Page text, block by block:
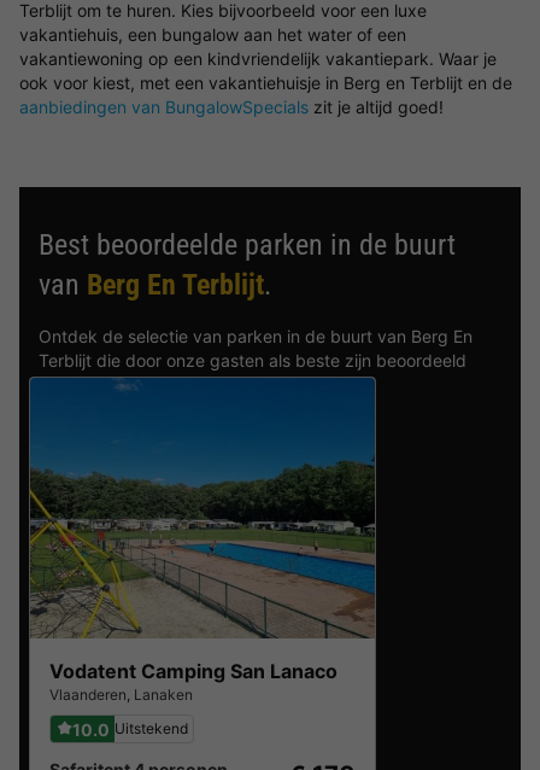
Terblijt om te huren. Kies bijvoorbeeld voor een luxe
vakantiehuis, een bungalow aan het water of een
vakantiewoning op een kindvriendelijk vakantiepark. Waar je
ook voor kiest, met een vakantiehuisje in Berg en Terblijt en de
aanbiedingen van BungalowSpecials zit je altijd goed!
Best beoordeelde parken in de buurt
van Berg En Terblijt.
Ontdek de selectie van parken in de buurt van Berg En
Terblijt die door onze gasten als beste zijn beoordeeld
Vodatent Camping San Lanaco
Vlaanderen, Lanaken
10.0 Uitstekend